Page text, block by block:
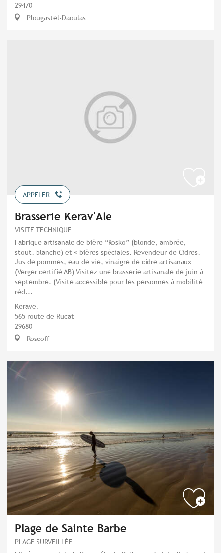
29470
Plougastel-Daoulas
APPELER
Brasserie Kerav'Ale
VISITE TECHNIQUE
Fabrique artisanale de bière “Rosko” (blonde, ambrée,
stout, blanche) et « bières spéciales. Revendeur de Cidres,
Jus de pommes, eau de vie, vinaigre de cidre artisanaux…
(Verger certifié AB) Visitez une brasserie artisanale de juin à
septembre. (Visite accessible pour les personnes à mobilité
réd...
Keravel
565 route de Rucat
29680
Roscoff
Plage de Sainte Barbe
PLAGE SURVEILLÉE